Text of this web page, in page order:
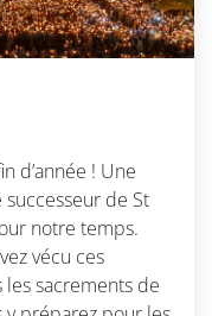
d’année ! Une
de St
notre temps.
vécu ces
sacrements de